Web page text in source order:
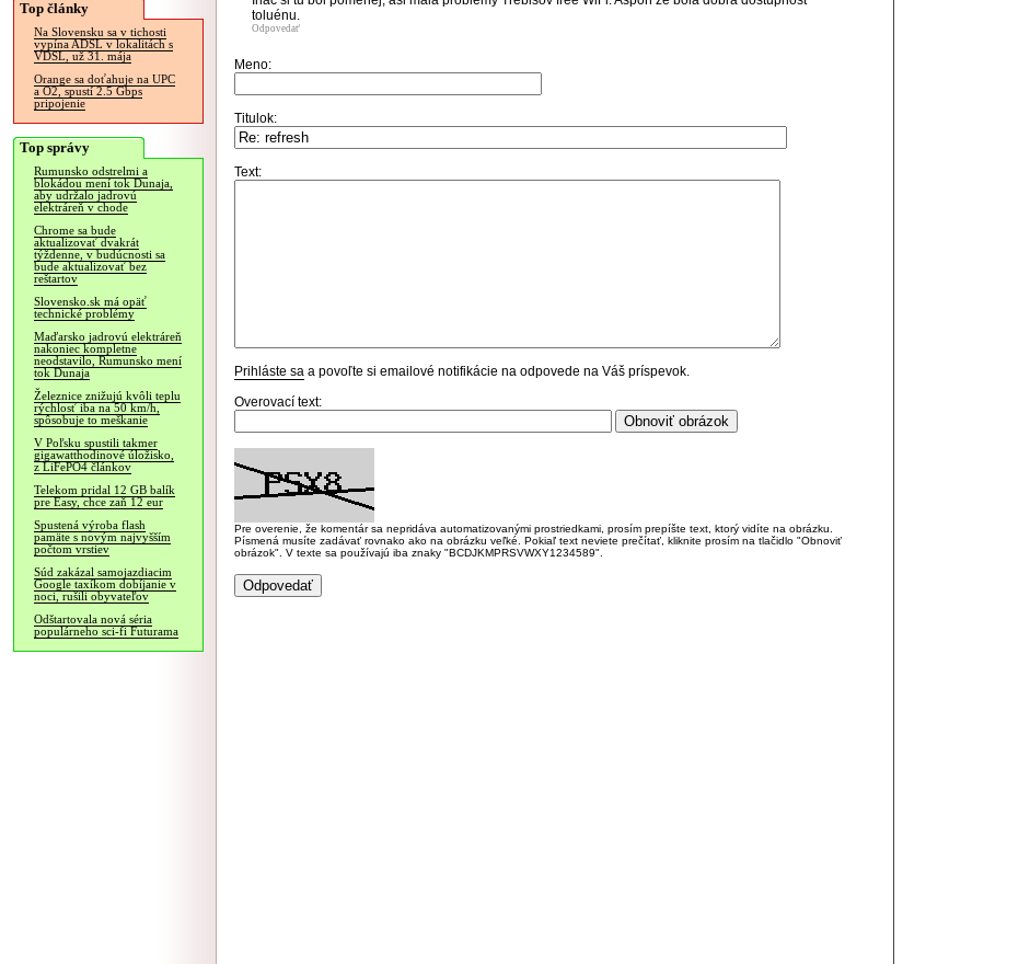
Top články
Na Slovensku sa v tichosti
vypína ADSL v lokalitách s
VDSL, už 31. mája
Orange sa doťahuje na UPC
a O2, spustí 2.5 Gbps
pripojenie
Top správy
Rumunsko odstrelmi a
blokádou mení tok Dunaja,
aby udržalo jadrovú
elektráreň v chode
Chrome sa bude
aktualizovať dvakrát
týždenne, v budúcnosti sa
bude aktualizovať bez
reštartov
Slovensko.sk má opäť
technické problémy
Maďarsko jadrovú elektráreň
nakoniec kompletne
neodstavilo, Rumunsko mení
tok Dunaja
Železnice znižujú kvôli teplu
rýchlosť iba na 50 km/h,
spôsobuje to meškanie
V Poľsku spustili takmer
gigawatthodinové úložisko,
z LiFePO4 článkov
Telekom pridal 12 GB balík
pre Easy, chce zaň 12 eur
Spustená výroba flash
pamäte s novým najvyšším
počtom vrstiev
Súd zakázal samojazdiacim
Google taxíkom dobíjanie v
noci, rušili obyvateľov
Odštartovala nová séria
populárneho sci-fi Futurama
toluénu.
Odpovedať
Meno:
Titulok:
Text:
Prihláste sa a povoľte si emailové notifikácie na odpovede na Váš príspevok.
Overovací text:
Pre overenie, že komentár sa nepridáva automatizovanými prostriedkami, prosím prepíšte text, ktorý vidíte na obrázku.
Písmená musíte zadávať rovnako ako na obrázku veľké. Pokiaľ text neviete prečítať, kliknite prosím na tlačidlo "Obnoviť
obrázok". V texte sa používajú iba znaky "BCDJKMPRSVWXY1234589".